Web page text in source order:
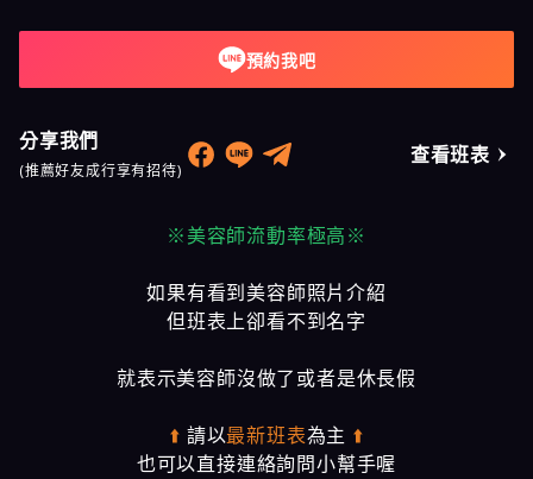
預約我吧
分享我們
(推薦好友成行享有招待)
查看班表
※美容師流動率極高※
如果有看到美容師照片介紹
但班表上卻看不到名字
就表示美容師沒做了或者是休長假
⬆️ 請以最新班表為主 ⬆️
也可以直接連絡詢問小幫手喔